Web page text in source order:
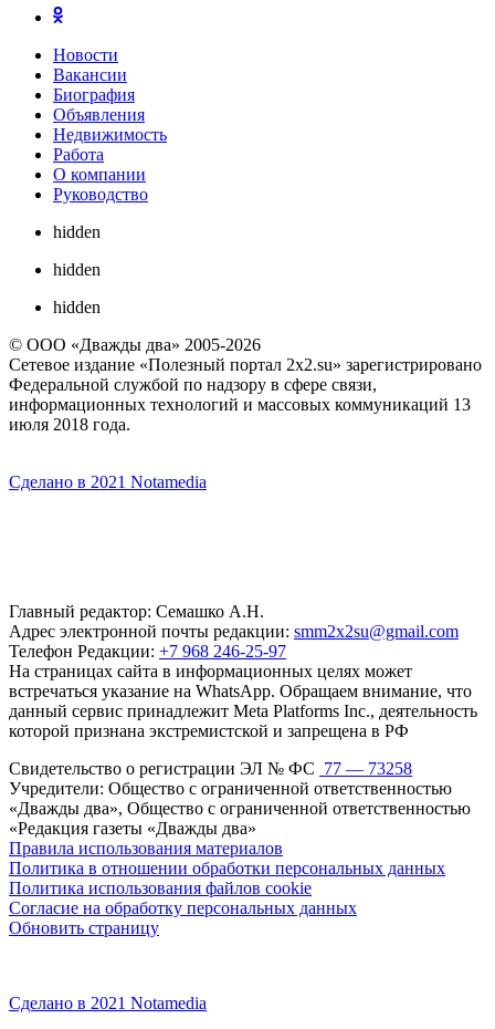
Новости
Вакансии
Биография
Объявления
Недвижимость
Работа
О компании
Руководство
hidden
hidden
hidden
© ООО «Дважды два» 2005-2026
Сетевое издание «Полезный портал 2x2.su» зарегистрировано
Федеральной службой по надзору в сфере связи,
информационных технологий и массовых коммуникаций 13
июля 2018 года.
Сделано в 2021 Notamedia
Главный редактор: Семашко А.Н.
Адрес электронной почты редакции: smm2x2su@gmail.com
Телефон Редакции: +7 968 246-25-97
На страницах сайта в информационных целях может
встречаться указание на WhatsApp. Обращаем внимание, что
данный сервис принадлежит Meta Platforms Inc., деятельность
которой признана экстремистской и запрещена в РФ
Свидетельство о регистрации ЭЛ № ФС 77 — 73258
Учредители: Общество с ограниченной ответственностью
«Дважды два», Общество с ограниченной ответственностью
«Редакция газеты «Дважды два»
Правила использования материалов
Политика в отношении обработки персональных данных
Политика использования файлов cookie
Согласие на обработку персональных данных
Обновить страницу
Сделано в 2021 Notamedia